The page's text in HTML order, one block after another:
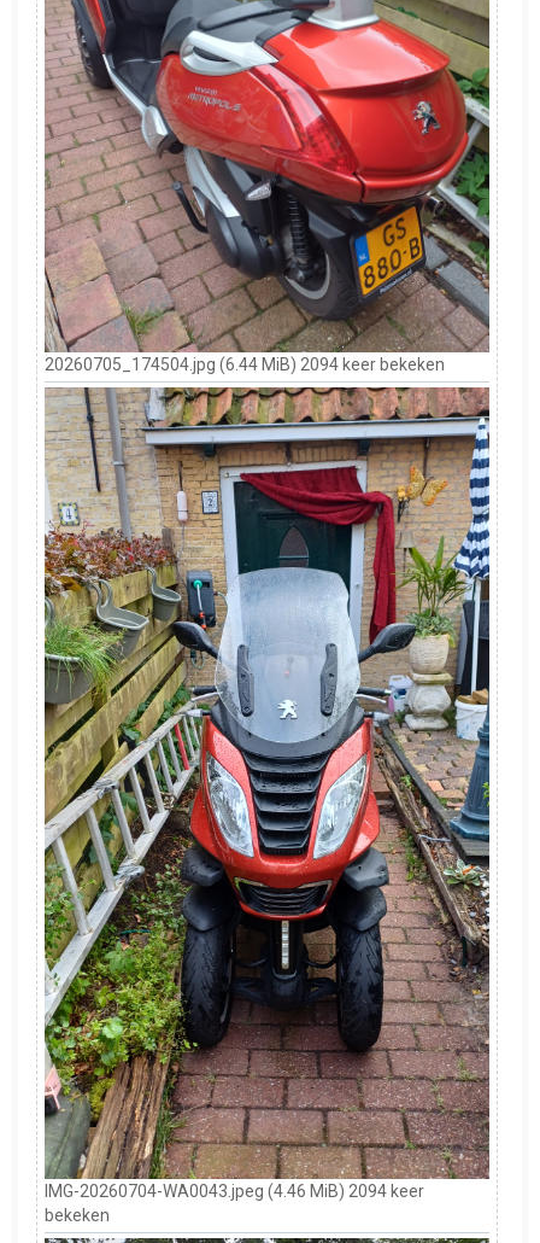
20260705_174504.jpg (6.44 MiB) 2094 keer bekeken
IMG-20260704-WA0043.jpeg (4.46 MiB) 2094 keer
bekeken